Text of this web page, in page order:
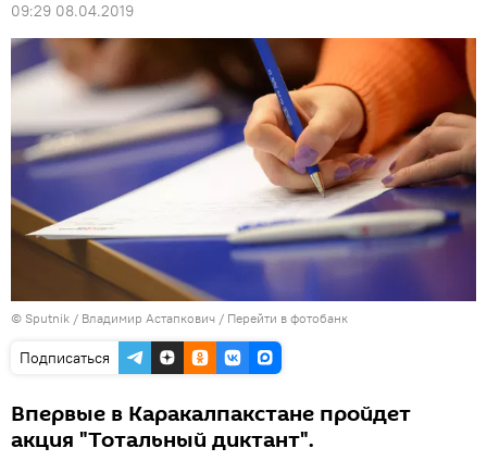
09:29 08.04.2019
© Sputnik / Владимир Астапкович / Перейти в фотобанк
Подписаться
Впервые в Каракалпакстане пройдет
акция "Тотальный диктант".